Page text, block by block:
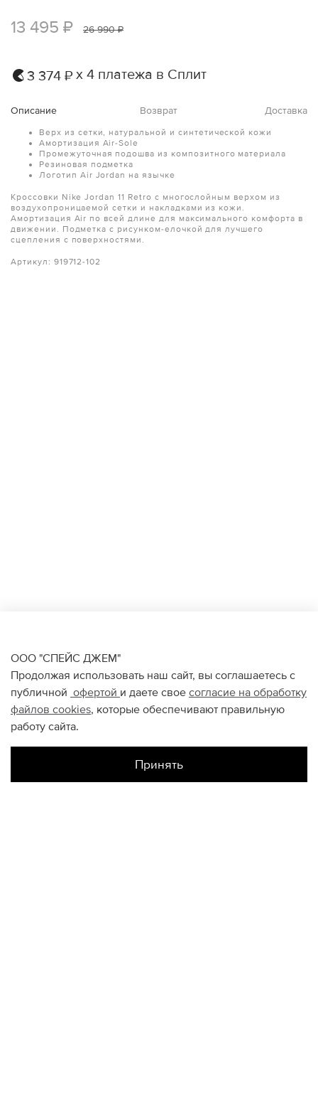
13 495 ₽ 26 990 ₽
3 374 ₽ х 4 платежа в Сплит
Описание Возврат Доставка
Верх из сетки, натуральной и синтетической кожи
Амортизация Air-Sole
Промежуточная подошва из композитного материала
Резиновая подметка
Логотип Air Jordan на язычке
Кроссовки Nike Jordan 11 Retro с многослойным верхом из
воздухопроницаемой сетки и накладками из кожи.
Амортизация Air по всей длине для максимального комфорта в
движении. Подметка с рисунком-елочкой для лучшего
сцепления с поверхностями.
Артикул: 919712-102
ООО "СПЕЙС ДЖЕМ"
Продолжая использовать наш сайт, вы соглашаетесь с
публичной офертой и даете свое согласие на обработку
файлов cookies, которые обеспечивают правильную
работу сайта.
Принять